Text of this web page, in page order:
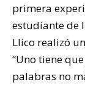
primera
estudiante de
Llico realizó
“Uno tiene
palabras no